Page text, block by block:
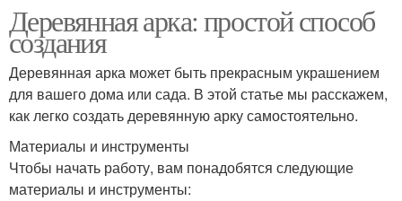
Деревянная арка: простой способ
создания
Деревянная арка может быть прекрасным украшением
для вашего дома или сада. В этой статье мы расскажем,
как легко создать деревянную арку самостоятельно.
Материалы и инструменты
Чтобы начать работу, вам понадобятся следующие
материалы и инструменты: